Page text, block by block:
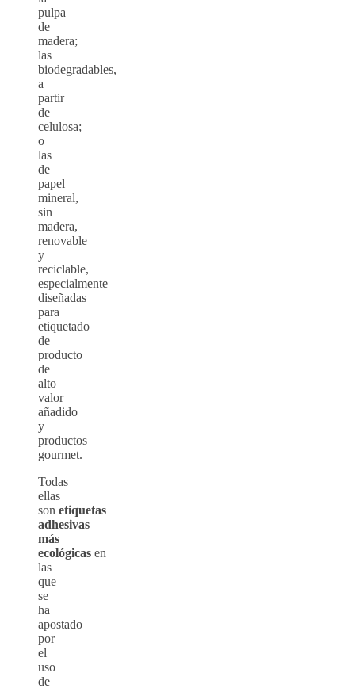
pulpa
de
madera;
las
biodegradables,
a
partir
de
celulosa;
o
las
de
papel
mineral,
sin
madera,
renovable
y
reciclable,
especialmente
diseñadas
para
etiquetado
de
producto
de
alto
valor
añadido
y
productos
gourmet.
Todas
ellas
son etiquetas
adhesivas
más
ecológicas en
las
que
se
ha
apostado
por
el
uso
de